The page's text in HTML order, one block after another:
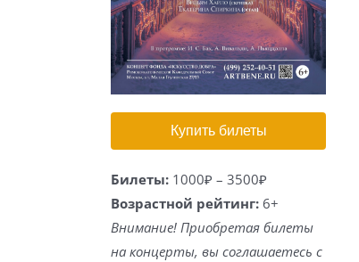
Купить билеты
Билеты: 1000₽ – 3500₽
Возрастной рейтинг:6+
Внимание! Приобретая билеты
на концерты, вы соглашаетесь с